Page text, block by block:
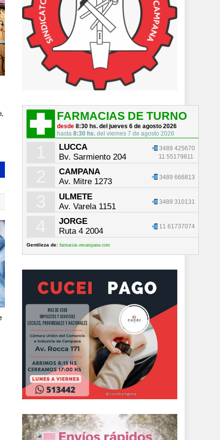
FARMACIAS DE TURNO
desde 8:30 hs. del jueves 6 de agosto 2026
hasta 8:30 hs.del viernes 7 de agosto 2026
LUCCA
Bv. Sarmiento 204
3489 425670
11 55179811
CAMPANA
Av. Mitre 1273
3489 666813
ULMETE
Av. Varela 1151
3489 310131
JORGE
Ruta 4 2004
11 61737074
Gentileza de: farmacias.encampana.com